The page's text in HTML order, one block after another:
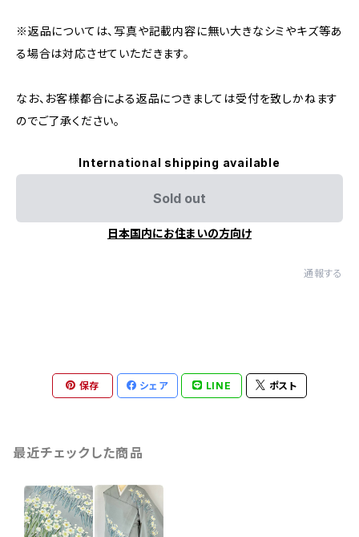
※返品については、写真や記載内容に無い大きなシミやキズ等あ
る場合は対応させていただきます。
なお、お客様都合による返品につきましては受付を致しかねます
のでご了承ください。
International shipping available
Sold out
日本国内にお住まいの方向け
通報する
保存 シェア LINE ポスト
最近チェックした商品